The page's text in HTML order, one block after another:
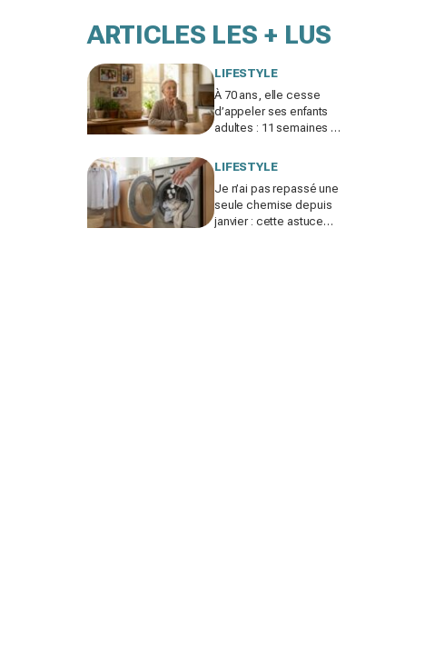
ARTICLES LES + LUS
LIFESTYLE
À 70 ans, elle cesse
d’appeler ses enfants
adultes : 11 semaines de
brutale sur les familles
LIFESTYLE
Je n’ai pas repassé une
seule chemise depuis
janvier : cette astuce